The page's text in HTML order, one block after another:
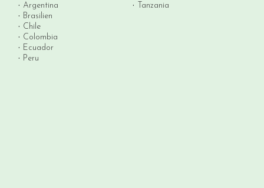
Argentina
Brasilien
Chile
Colombia
Ecuador
Peru
Tanzania